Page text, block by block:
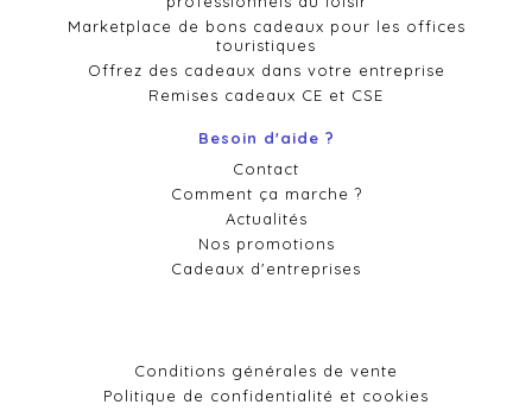
Marketplace de bons cadeaux pour les offices
touristiques
Offrez des cadeaux dans votre entreprise
Remises cadeaux CE et CSE
Besoin d'aide ?
Contact
Comment ça marche ?
Actualités
Nos promotions
Cadeaux d'entreprises
Conditions générales de vente
Politique de confidentialité et cookies